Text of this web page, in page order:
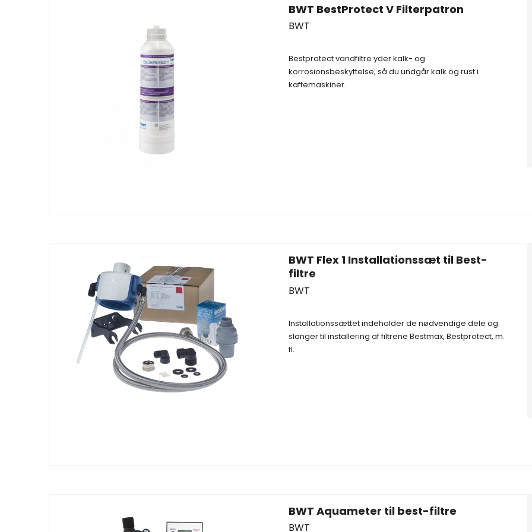
BWT BestProtect V Filterpatron
BWT
Bestprotect vandfiltre yder kalk- og
korrosionsbeskyttelse, så du undgår kalk og rust i
kaffemaskiner.
BWT Flex 1 Installationssæt til Best-
filtre
BWT
Installationssættet indeholder de nødvendige dele og
slanger til installering af filtrene Bestmax, Bestprotect, m.
fl.
BWT Aquameter til best-filtre
BWT